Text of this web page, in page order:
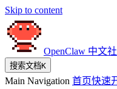
Skip to content
OpenClaw 中文
搜索文档K
Main Navigation 首页快速